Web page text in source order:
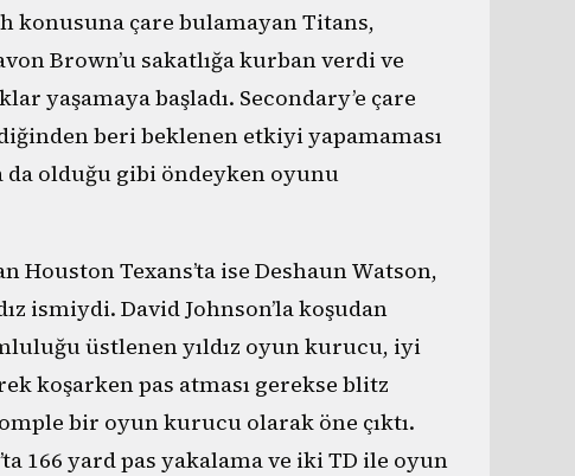
konusuna çare bulamayan Titans,
Brown’u sakatlığa kurban verdi ve
yaşamaya başladı. Secondary’e çare
beri beklenen etkiyi yapamaması
da olduğu gibi öndeyken oyunu
Houston Texans’ta ise Deshaun Watson,
ismiydi. David Johnson’la koşudan
üstlenen yıldız oyun kurucu, iyi
koşarken pas atması gerekse blitz
bir oyun kurucu olarak öne çıktı.
166 yard pas yakalama ve iki TD ile oyun